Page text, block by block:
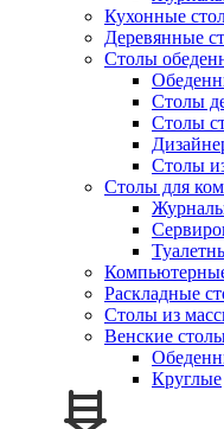
Кухонные
Деревянные
Столы
Столы
Столы
Столы
Столы для
Раскладные
Столы из
Венские
Круглые